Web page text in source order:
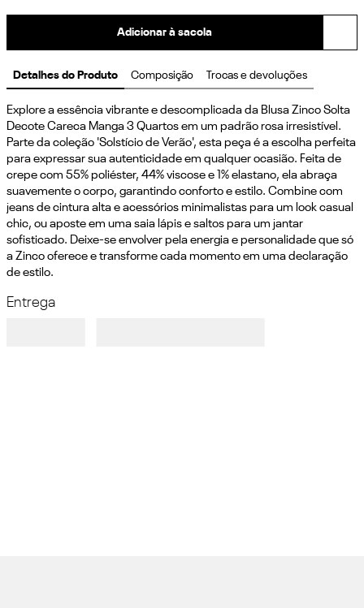
Adicionar à sacola
Detalhes do Produto Composição Trocas e devoluções
Explore a essência vibrante e descomplicada da Blusa Zinco Solta
Decote Careca Manga 3 Quartos em um padrão rosa irresistível.
Parte da coleção 'Solstício de Verão', esta peça é a escolha perfeita
para expressar sua autenticidade em qualquer ocasião. Feita de
crepe com 55% poliéster, 44% viscose e 1% elastano, ela abraça
suavemente o corpo, garantindo conforto e estilo. Combine com
jeans de cintura alta e acessórios minimalistas para um look casual
chic, ou aposte em uma saia lápis e saltos para um jantar
sofisticado. Deixe-se envolver pela energia e personalidade que só
a Zinco oferece e transforme cada momento em uma declaração
de estilo.
Entrega